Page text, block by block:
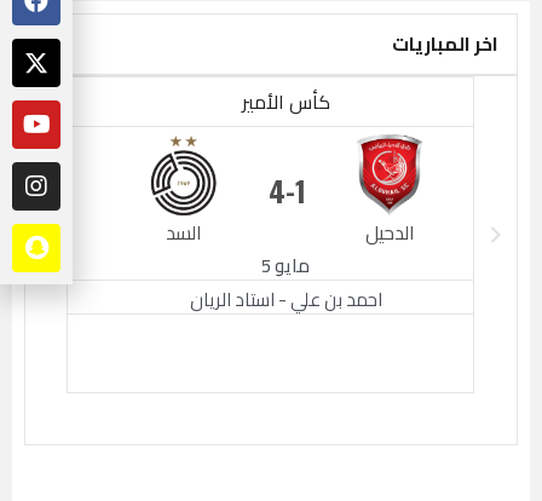
اخر المباريات
كأس الأمير
الدحيل
1
السد
4
مايو 5
احمد بن علي - استاد الريان